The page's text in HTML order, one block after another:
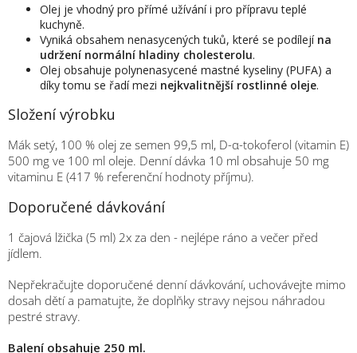
Olej je vhodný pro přímé užívání i pro přípravu teplé
kuchyně.
Vyniká obsahem nenasycených tuků, které se podílejí na
udržení normální hladiny cholesterolu.
Olej obsahuje polynenasycené mastné kyseliny (PUFA) a
díky tomu se řadí mezi nejkvalitnější rostlinné oleje.
Složení výrobku
Mák setý, 100 % olej ze semen 99,5 ml, D-α-tokoferol (vitamin E)
500 mg ve 100 ml oleje. Denní dávka 10 ml obsahuje 50 mg
vitaminu E (417 % referenční hodnoty příjmu).
Doporučené dávkování
1 čajová lžička (5 ml) 2x za den - nejlépe ráno a večer před
jídlem.
Nepřekračujte doporučené denní dávkování, uchovávejte mimo
dosah dětí a pamatujte, že doplňky stravy nejsou náhradou
pestré stravy.
Balení obsahuje 250 ml.